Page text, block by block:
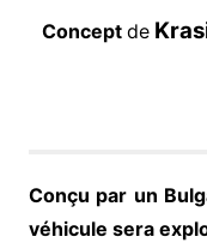
Conceptde
Conçu par un
véhicule sera